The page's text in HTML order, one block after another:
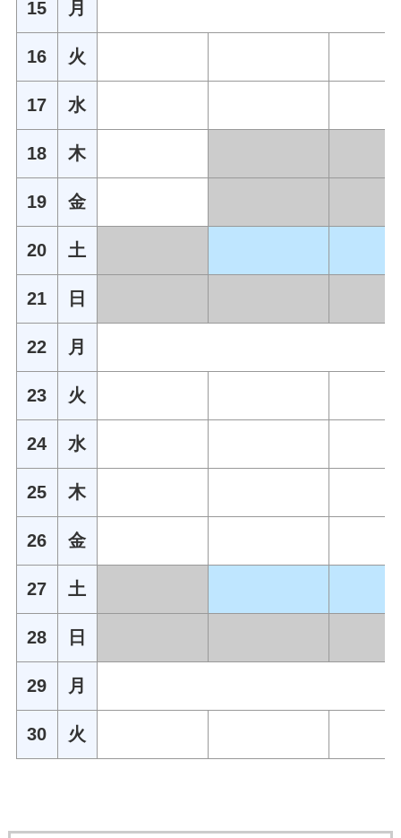
15 月
16 火
17 水
18 木
19 金
20 土
21 日
22 月
23 火
24 水
25 木
26 金
27 土
28 日
29 月
30 火